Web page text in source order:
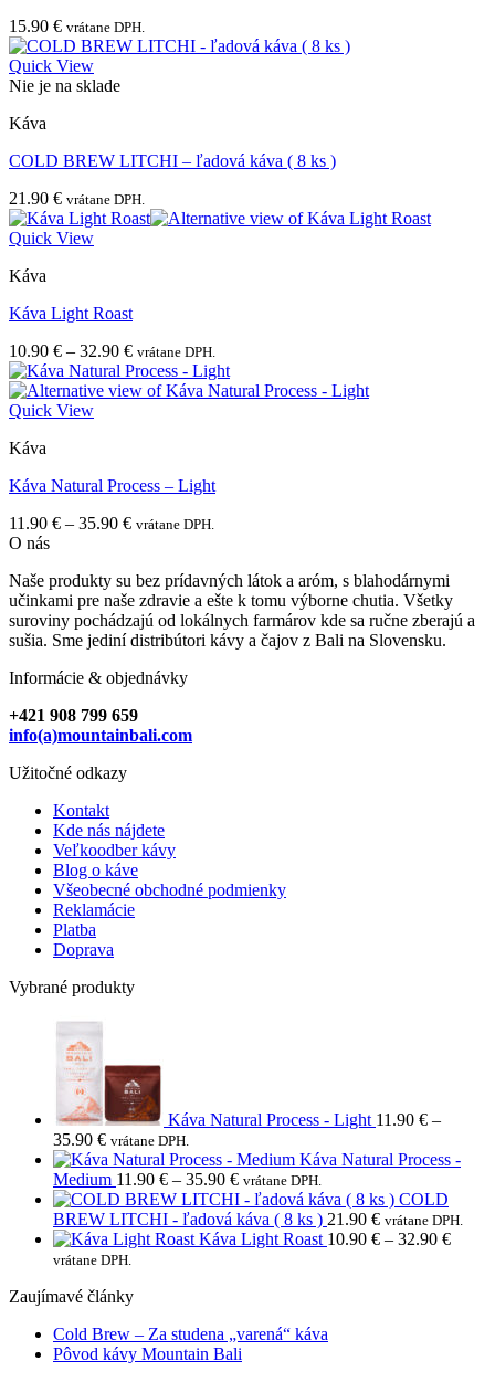
15.90 € vrátane DPH.
Quick View
Nie je na sklade
Káva
COLD BREW LITCHI – ľadová káva ( 8 ks )
21.90 € vrátane DPH.
Quick View
Káva
Káva Light Roast
10.90 € – 32.90 €Price
range:
10.90 €
vrátane DPH.
Quick View
Káva
Káva Natural Process – Light
11.90 € – 35.90 €Price
through
35.90 €
vrátane DPH.
O nás
Naše produkty su bez prídavných látok a aróm, s blahodárnymi
učinkami pre naše zdravie a ešte k tomu výborne chutia. Všetky
suroviny pochádzajú od lokálnych farmárov kde sa ručne zberajú a
sušia. Sme jediní distribútori kávy a čajov z Bali na Slovensku.
Informácie & objednávky
+421 908 799 659
info(a)mountainbali.com
Užitočné odkazy
Kontakt
Kde nás nájdete
Veľkoodber kávy
Blog o káve
Všeobecné obchodné podmienky
Reklamácie
Platba
Doprava
Vybrané produkty
Káva Natural Process - Light 11.90 € –
35.90 €Price
range:
11.90 €
through
35.90 €
vrátane DPH.
Káva Natural Process -
Medium 11.90 € – 35.90 €Price
range:
11.90 €
through
vrátane DPH.
COLD
BREW LITCHI - ľadová káva ( 8 ks ) 21.90 € vrátane DPH.
Káva Light Roast 10.90 € – 32.90 €Price
vrátane DPH.
Zaujímavé články
Cold Brew – Za studena „varená“ káva
Pôvod kávy Mountain Bali